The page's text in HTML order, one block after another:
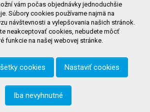
3
730
vám počas objednávky jednoduchšie
Súbory cookies používame najmä na
návštevnosti a vylepšovania našich stránok.
neakceptovať cookies, nebudete môcť
funkcie na našej webovej stránke.
cookies Nastaviť cookies
Iba nevyhnutné